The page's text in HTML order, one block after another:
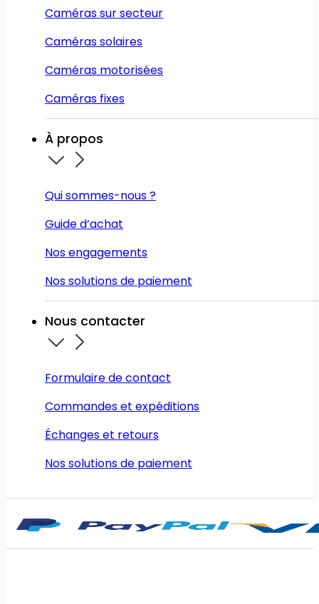
Caméras sur secteur
Caméras solaires
Caméras motorisées
Caméras fixes
À propos
Qui sommes-nous ?
Guide d’achat
Nos engagements
Nos solutions de paiement
Nous contacter
Formulaire de contact
Commandes et expéditions
Échanges et retours
Nos solutions de paiement